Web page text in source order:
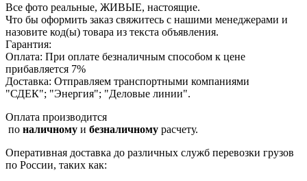
Все фото реальные, ЖИВЫЕ, настоящие.
Что бы оформить заказ свяжитесь с нашими менеджерами и
назовите код(ы) товара из текста объявления.
Гарантия:
Оплата: При оплате безналичным способом к цене
прибавляется 7%
Доставка: Отправляем транспортными компаниями
"СДЕК"; "Энергия"; "Деловые линии".
Оплата производится
по наличному и безналичному расчету.
Оперативная доставка до различных служб перевозки грузов
по России, таких как: